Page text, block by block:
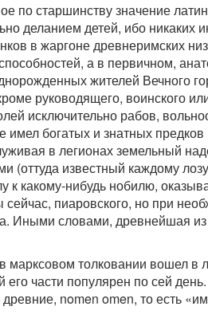
по старшинству значение
деланием детей, ибо никаких
в жаргоне древнеримских
а в первичном,
жителей Вечного
руководящего, воинского
исключительно рабов,
богатых и знатных
в легионах земельный
(оттуда известный каждому
к какому-нибудь нобилю,
пиаровского, но при
Иными словами, древнейшая
толковании вошел в
его части популярен по сей
nomen omen, то есть